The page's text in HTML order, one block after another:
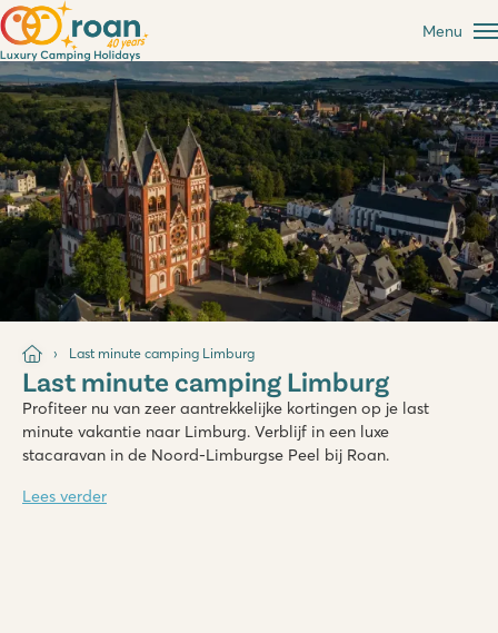
Menu
Last minute camping Limburg
Last minute camping Limburg
Profiteer nu van zeer aantrekkelijke kortingen op je last
minute vakantie naar Limburg. Verblijf in een luxe
stacaravan in de Noord-Limburgse Peel bij Roan.
Lees verder